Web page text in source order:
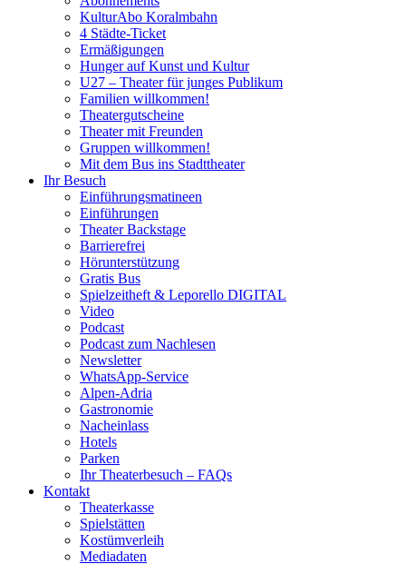
KulturAbo Koralmbahn
4 Städte-Ticket
Ermäßigungen
Hunger auf Kunst und Kultur
U27 – Theater für junges Publikum
Familien willkommen!
Theatergutscheine
Theater mit Freunden
Gruppen willkommen!
Mit dem Bus ins Stadttheater
Ihr Besuch
Einführungsmatineen
Einführungen
Theater Backstage
Barrierefrei
Hörunterstützung
Gratis Bus
Spielzeitheft & Leporello DIGITAL
Video
Podcast
Podcast zum Nachlesen
Newsletter
WhatsApp-Service
Alpen-Adria
Gastronomie
Nacheinlass
Hotels
Parken
Ihr Theaterbesuch – FAQs
Kontakt
Theaterkasse
Spielstätten
Kostümverleih
Mediadaten